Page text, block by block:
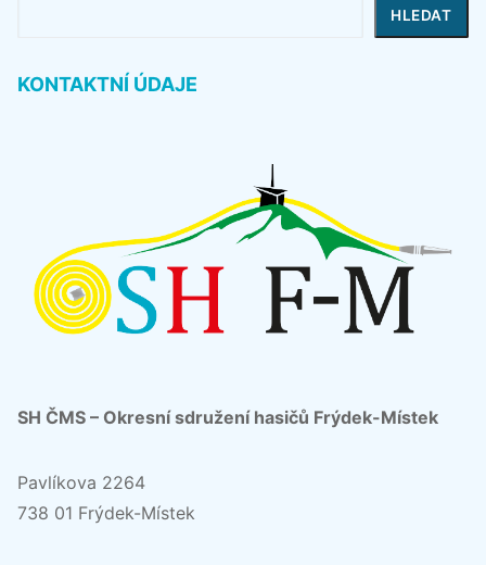
HLEDAT
KONTAKTNÍ ÚDAJE
SH ČMS – Okresní sdružení hasičů Frýdek-Místek
Pavlíkova 2264
738 01 Frýdek-Místek